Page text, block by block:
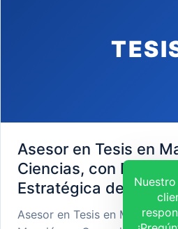
Asesor en Tesis en
Ciencias, con
Estratégica de
Asesor en Tesis en Maestría